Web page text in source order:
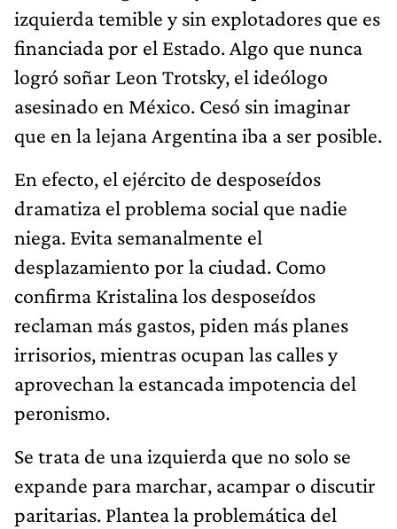
asesinado en México. Cesó sin imaginar
que en la lejana Argentina iba a ser posible.
En efecto, el ejército de desposeídos
dramatiza el problema social que nadie
niega. Evita semanalmente el
desplazamiento por la ciudad. Como
confirma Kristalina los desposeídos
reclaman más gastos, piden más planes
irrisorios, mientras ocupan las calles y
aprovechan la estancada impotencia del
peronismo.
Se trata de una izquierda que no solo se
expande para marchar, acampar o discutir
paritarias. Plantea la problemática del
poder. Multiplica el estado de movilización
permanente hasta lograr que pacientes
ciudadanos impulsen la reacción represiva